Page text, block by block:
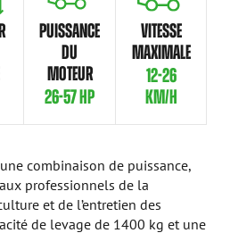
PUISSANCE
DU
MOTEUR
26-57 HP
VITESSE
MAXIMALE
12-26
KM/H
combinaison de puissance,
professionnels de la
et de l’entretien des
de levage de 1400 kg et une